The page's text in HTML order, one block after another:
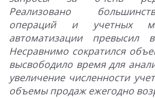
Реализовано
операций и учетных
автоматизации превысил
Несравнимо сократился
высвободило время для
увеличение численности
объемы продаж ежегодно